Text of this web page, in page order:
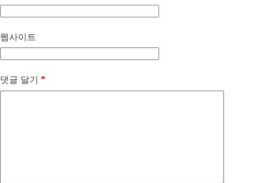
웹사이트
댓글 달기 *